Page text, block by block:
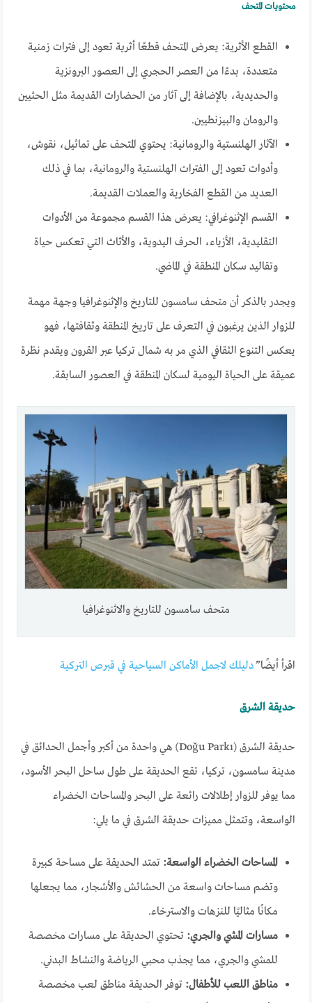
محتويات المتحف
القطع الأثرية: يعرض المتحف قطعًا أثرية تعود إلى فترات زمنية
متعددة، بدءًا من العصر الحجري إلى العصور البرونزية
والحديدية، بالإضافة إلى آثار من الحضارات القديمة مثل الحثيين
والرومان والبيزنطيين.
الآثار الهلنستية والرومانية: يحتوي المتحف على تماثيل، نقوش،
وأدوات تعود إلى الفترات الهلنستية والرومانية، بما في ذلك
العديد من القطع الفخارية والعملات القديمة.
القسم الإثنوغرافي: يعرض هذا القسم مجموعة من الأدوات
التقليدية، الأزياء، الحرف اليدوية، والأثاث التي تعكس حياة
وتقاليد سكان المنطقة في الماضي.
ويجدر بالذكر أن متحف سامسون للتاريخ والإثنوغرافيا وجهة مهمة
للزوار الذين يرغبون في التعرف على تاريخ المنطقة وثقافتها، فهو
يعكس التنوع الثقافي الذي مر به شمال تركيا عبر القرون ويقدم نظرة
عميقة على الحياة اليومية لسكان المنطقة في العصور السابقة.
متحف سامسون للتاريخ والاثنوغرافيا
اقرأ أيضًا”دليلك لاجمل الأماكن السياحية في قبرص التركية
حديقة الشرق
حديقة الشرق (Doğu Parkı) هي واحدة من أكبر وأجمل الحدائق في
مدينة سامسون، تركيا، تقع الحديقة على طول ساحل البحر الأسود،
مما يوفر للزوار إطلالات رائعة على البحر والمساحات الخضراء
الواسعة، وتتمثل مميزات حديقة الشرق في ما يلي:
المساحات الخضراء الواسعة: تمتد الحديقة على مساحة كبيرة
وتضم مساحات واسعة من الحشائش والأشجار، مما يجعلها
مكانًا مثاليًا للنزهات والاسترخاء.
مسارات المشي والجري: تحتوي الحديقة على مسارات مخصصة
للمشي والجري، مما يجذب محبي الرياضة والنشاط البدني.
مناطق اللعب للأطفال: توفر الحديقة مناطق لعب مخصصة